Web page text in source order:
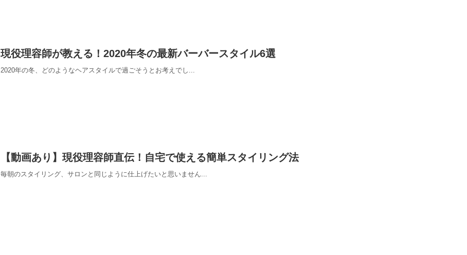
現役理容師が教える！2020年冬の最新バーバースタイル6選
2020年の冬、どのようなヘアスタイルで過ごそうとお考えでし...
【動画あり】現役理容師直伝！自宅で使える簡単スタイリング法
毎朝のスタイリング、サロンと同じように仕上げたいと思いません...